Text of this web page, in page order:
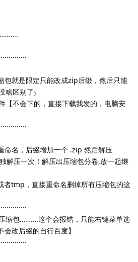
包就是限定只能改成zip后缀，然后只能
啥区别了》
【不会下的，直接下载我发的，电脑安
命名，后缀增加一个 .zip 然后解压
解压一次！解压出压缩包分卷,放一起继
者tmp，直接重命名删掉所有压缩包的这
缩包……….这个会报错，只能右键菜单选
改后缀的自行百度】